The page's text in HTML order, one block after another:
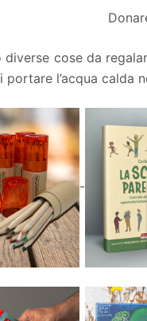
diverse cose da
l’acqua calda
-